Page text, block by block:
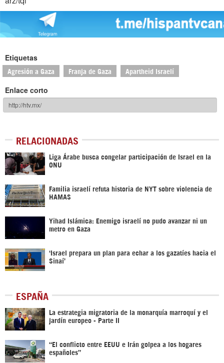
Etiquetas
Agresión a Gaza Franja de Gaza Apartheid Israelí
Enlace corto
RELACIONADAS
Liga Árabe busca congelar participación de Israel en la
ONU
Familia israelí refuta historia de NYT sobre violencia de
HAMAS
Yihad Islámica: Enemigo israelí no pudo avanzar ni un
metro en Gaza
‘Israel prepara un plan para echar a los gazatíes hacia el
Sinaí’
ESPAÑA
La estrategia migratoria de la monarquía marroquí y el
jardín europeo - Parte II
“El conflicto entre EEUU e Irán golpea a los hogares
españoles”